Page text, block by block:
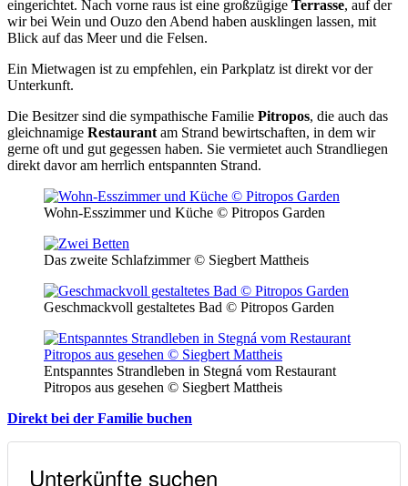
eingerichtet. Nach vorne raus ist eine großzügige Terrasse, auf der
wir bei Wein und Ouzo den Abend haben ausklingen lassen, mit
Blick auf das Meer und die Felsen.
Ein Mietwagen ist zu empfehlen, ein Parkplatz ist direkt vor der
Unterkunft.
Die Besitzer sind die sympathische Familie Pitropos, die auch das
gleichnamige Restaurant am Strand bewirtschaften, in dem wir
gerne oft und gut gegessen haben. Sie vermietet auch Strandliegen
direkt davor am herrlich entspannten Strand.
Wohn-Esszimmer und Küche © Pitropos Garden
Das zweite Schlafzimmer © Siegbert Mattheis
Geschmackvoll gestaltetes Bad © Pitropos Garden
Entspanntes Strandleben in Stegná vom Restaurant
Pitropos aus gesehen © Siegbert Mattheis
Direkt bei der Familie buchen